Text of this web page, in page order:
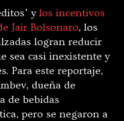
ylos incentivos
Jair Bolsonaro, los
logran reducir
sea casi inexistente y
Para este reportaje,
dueña de
de bebidas
pero se negaron a